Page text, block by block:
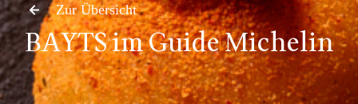
Zur Übersicht
BAYTS im Guide Michelin